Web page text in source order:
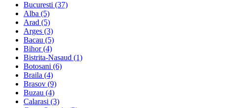
Bucuresti (37)
Alba (5)
Arad (5)
Arges (3)
Bacau (5)
Bihor (4)
Bistrita-Nasaud (1)
Botosani (6)
Braila (4)
Brasov (9)
Buzau (4)
Calarasi (3)